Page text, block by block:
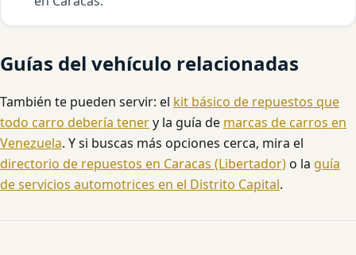
Guías del vehículo relacionadas
También te pueden servir: el kit básico de repuestos que
todo carro debería tenery la guía de marcas de carros en
Venezuela. Y si buscas más opciones cerca, mira el
directorio de repuestos en Caracas (Libertador)o la guía
de servicios automotrices en el Distrito Capital.